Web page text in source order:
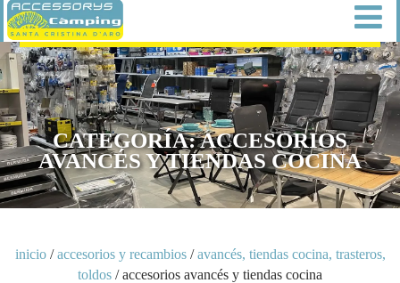
CATEGORÍA:ACCESORIOS
AVANCÉS Y TIENDAS COCINA
inicio/accesorios y recambios/avancés, tiendas cocina, trasteros,
toldos / accesorios avancés y tiendas cocina